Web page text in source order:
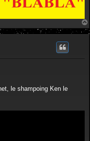
le shampoing Ken le